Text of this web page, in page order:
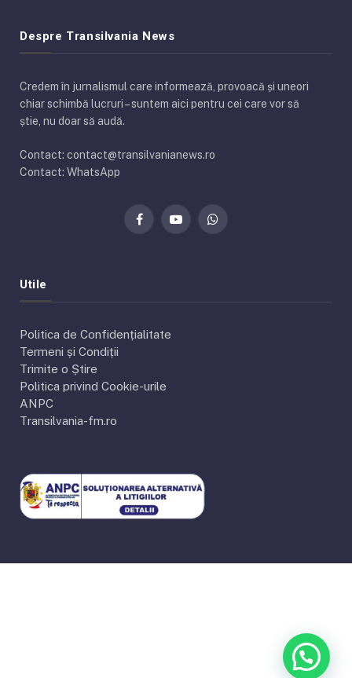
Despre Transilvania News
Credem în jurnalismul care informează, provoacă și uneori
chiar schimbă lucruri – suntem aici pentru cei care vor să
știe, nu doar să audă.
Contact: contact@transilvanianews.ro
Contact: WhatsApp
FacebookYouTubeWhatsApp
Utile
Politica de Confidențialitate
Termeni și Condiții
Trimite o Știre
Politica privind Cookie-urile
ANPC
Transilvania-fm.ro